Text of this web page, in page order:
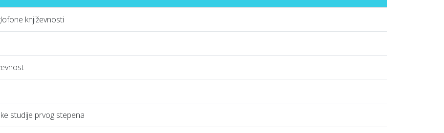
književnosti
studije prvog stepena